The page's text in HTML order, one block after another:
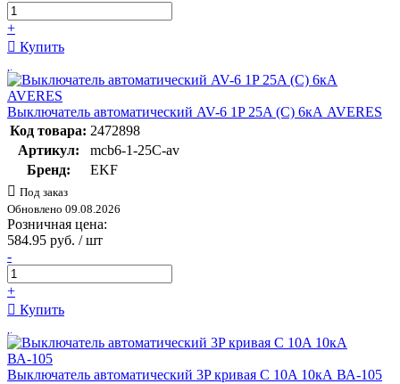
+
Купить
Выключатель автоматический AV-6 1P 25A (C) 6кА AVERES
Код товара: 2472898
Артикул:
mcb6-1-25C-av
Бренд:
EKF
Под заказ
Обновлено 09.08.2026
Розничная цена:
584.95 руб. / шт
-
+
Купить
Выключатель автоматический 3P кривая C 10A 10кА ВА-105